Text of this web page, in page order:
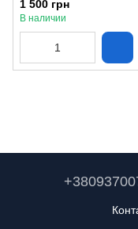
1 500 грн
В наличии